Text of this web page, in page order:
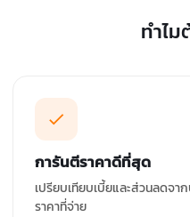
ทำไ
การันตีราคาดีที่สุด
เปรียบเทียบเบี้ยและส่วนลดจา
ราคาที่จ่าย